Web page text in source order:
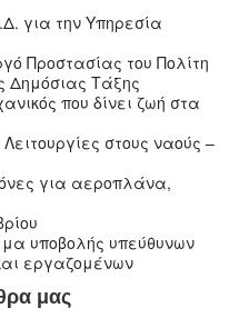
για την Υπηρεσία
Προστασίας του Πολίτη
Δημόσιας Τάξης
που δίνει ζωή στα
στους ναούς –
για αεροπλάνα,
υποβολής υπεύθυνων
εργαζομένων
μας